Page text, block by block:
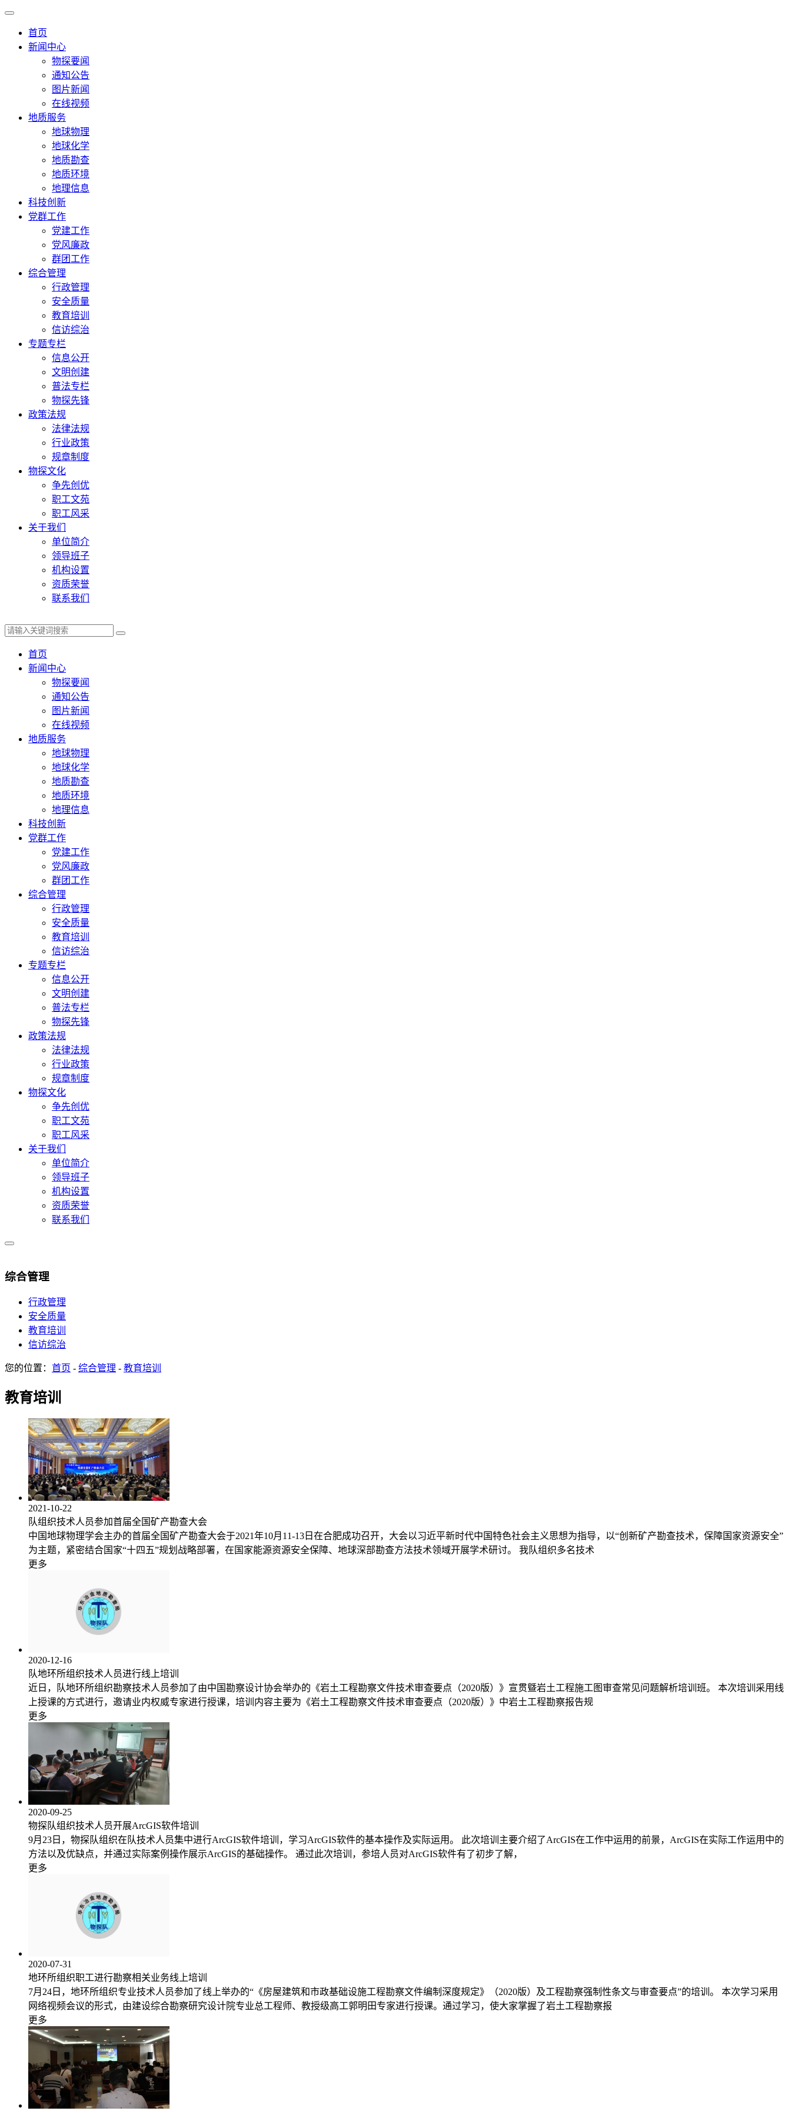
首页
新闻中心
物探要闻
通知公告
图片新闻
在线视频
地质服务
地球物理
地球化学
地质勘查
地质环境
地理信息
科技创新
党群工作
党建工作
党风廉政
群团工作
综合管理
行政管理
安全质量
教育培训
信访综治
专题专栏
信息公开
文明创建
普法专栏
物探先锋
政策法规
法律法规
行业政策
规章制度
物探文化
争先创优
职工文苑
职工风采
关于我们
单位简介
领导班子
机构设置
资质荣誉
联系我们
首页
新闻中心
物探要闻
通知公告
图片新闻
在线视频
地质服务
地球物理
地球化学
地质勘查
地质环境
地理信息
科技创新
党群工作
党建工作
党风廉政
群团工作
综合管理
行政管理
安全质量
教育培训
信访综治
专题专栏
信息公开
文明创建
普法专栏
物探先锋
政策法规
法律法规
行业政策
规章制度
物探文化
争先创优
职工文苑
职工风采
关于我们
单位简介
领导班子
机构设置
资质荣誉
联系我们
综合管理
行政管理
安全质量
教育培训
信访综治
您的位置： 首页 - 综合管理 - 教育培训
教育培训
2021-10-22
队组织技术人员参加首届全国矿产勘查大会
中国地球物理学会主办的首届全国矿产勘查大会于2021年10月11-13日在合肥成功召开，大会以习近平新时代中国特色社会主义思想为指导，以“创新矿产勘查技术，保障国家资源安全”
为主题，紧密结合国家“十四五”规划战略部署，在国家能源资源安全保障、地球深部勘查方法技术领域开展学术研讨。 我队组织多名技术
更多
2020-12-16
队地环所组织技术人员进行线上培训
近日，队地环所组织勘察技术人员参加了由中国勘察设计协会举办的《岩土工程勘察文件技术审查要点（2020版）》宣贯曁岩土工程施工图审查常见问题解析培训班。 本次培训采用线
上授课的方式进行，邀请业内权威专家进行授课，培训内容主要为《岩土工程勘察文件技术审查要点（2020版）》中岩土工程勘察报告规
更多
2020-09-25
物探队组织技术人员开展ArcGIS软件培训
9月23日，物探队组织在队技术人员集中进行ArcGIS软件培训，学习ArcGIS软件的基本操作及实际运用。 此次培训主要介绍了ArcGIS在工作中运用的前景，ArcGIS在实际工作运用中的
方法以及优缺点，并通过实际案例操作展示ArcGIS的基础操作。 通过此次培训，参培人员对ArcGIS软件有了初步了解，
更多
2020-07-31
地环所组织职工进行勘察相关业务线上培训
7月24日，地环所组织专业技术人员参加了线上举办的“《房屋建筑和市政基础设施工程勘察文件编制深度规定》（2020版）及工程勘察强制性条文与审查要点”的培训。 本次学习采用
网络视频会议的形式，由建设综合勘察研究设计院专业总工程师、教授级高工郭明田专家进行授课。通过学习，使大家掌握了岩土工程勘察报
更多